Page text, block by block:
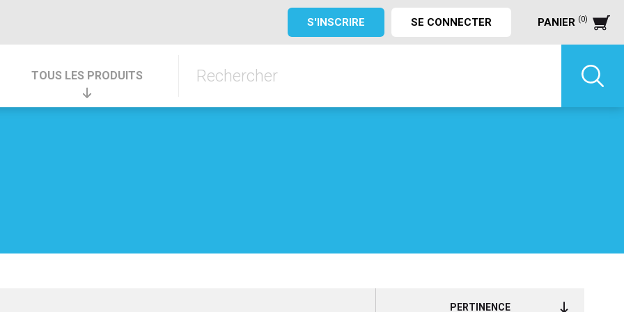
S'INSCRIRE SE CONNECTER PANIER (0)
TOUS LES PRODUITS
PERTINENCE